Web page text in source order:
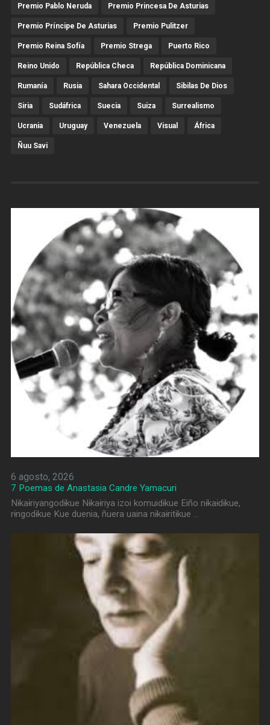
Premio Pablo Neruda Premio Princesa De Asturias
Premio Príncipe De Asturias Premio Pulitzer
Premio Reina Sofía Premio Strega Puerto Rico
Reino Unido República Checa República Dominicana
Rumanía Rusia Sahara Occidental Sibilas De Dios
Siria Sudáfrica Suecia Suiza Surrealismo
Ucrania Uruguay Venezuela Visual África
Ñuu Savi
6 agosto, 2026
7 Poemas de Anastasia Candre Yamacuri
Nɨkaɨriyangodɨkue Nɨkaɨriya izoi komuidɨkue Eiño nɨkaɨdɨkue,
rɨngodɨkue Kue duenia, ñuera uaina nɨkaɨritɨkue …